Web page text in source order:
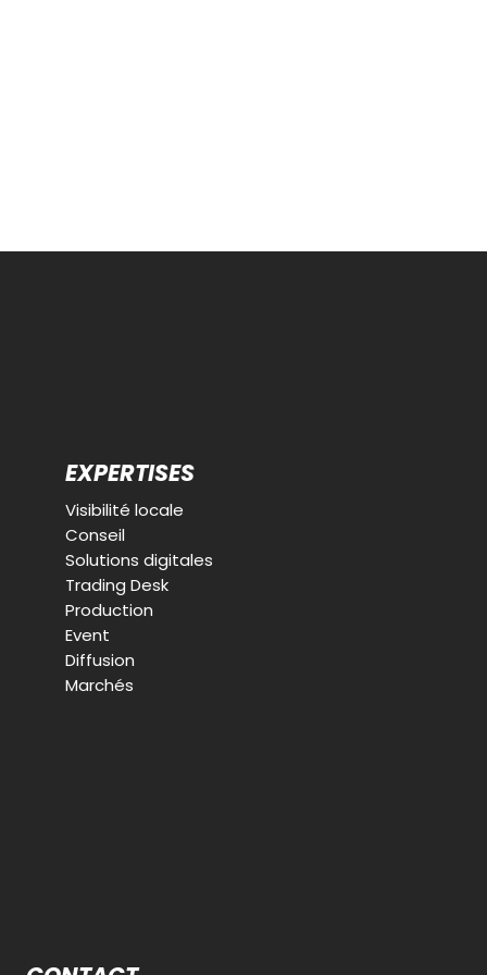
EXPERTISES
Visibilité locale
Conseil
Solutions digitales
Trading Desk
Production
Event
Diffusion
Marchés